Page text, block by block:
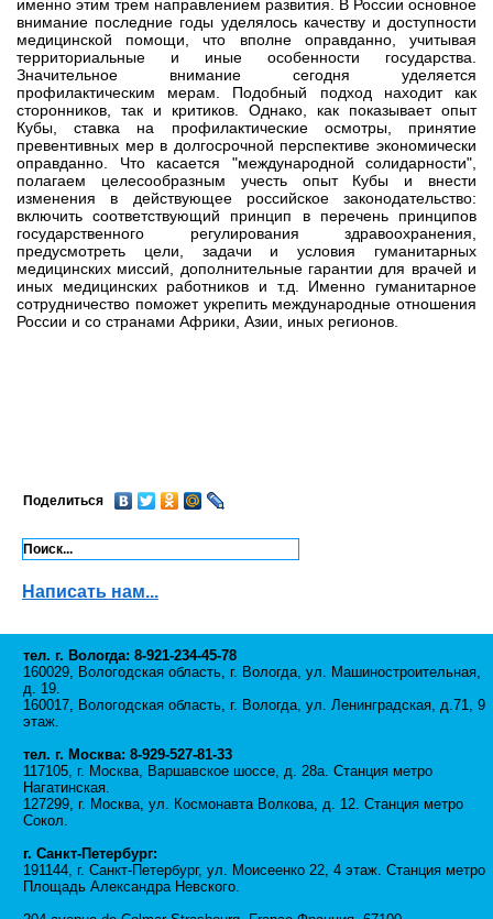
именно этим трем направлением развития. В России основное
внимание последние годы уделялось качеству и доступности
медицинской помощи, что вполне оправданно, учитывая
территориальные и иные особенности государства.
Значительное внимание сегодня уделяется
профилактическим мерам. Подобный подход находит как
сторонников, так и критиков. Однако, как показывает опыт
Кубы, ставка на профилактические осмотры, принятие
превентивных мер в долгосрочной перспективе экономически
оправданно. Что касается "международной солидарности",
полагаем целесообразным учесть опыт Кубы и внести
изменения в действующее российское законодательство:
включить соответствующий принцип в перечень принципов
государственного регулирования здравоохранения,
предусмотреть цели, задачи и условия гуманитарных
медицинских миссий, дополнительные гарантии для врачей и
иных медицинских работников и т.д. Именно гуманитарное
сотрудничество поможет укрепить международные отношения
России и со странами Африки, Азии, иных регионов.
Поделиться
Написать нам...
тел. г. Вологда: 8-921-234-45-78
160029, Вологодская область, г. Вологда, ул. Машиностроительная,
д. 19.
160017, Вологодская область, г. Вологда, ул. Ленинградская, д.71, 9
этаж.
тел. г. Москва: 8-929-527-81-33
117105, г. Москва, Варшавское шоссе, д. 28а. Станция метро
Нагатинская.
127299, г. Москва, ул. Космонавта Волкова, д. 12. Станция метро
Сокол.
г. Санкт-Петербург:
191144, г. Санкт-Петербург, ул. Моисеенко 22, 4 этаж. Станция метро
Площадь Александра Невского.